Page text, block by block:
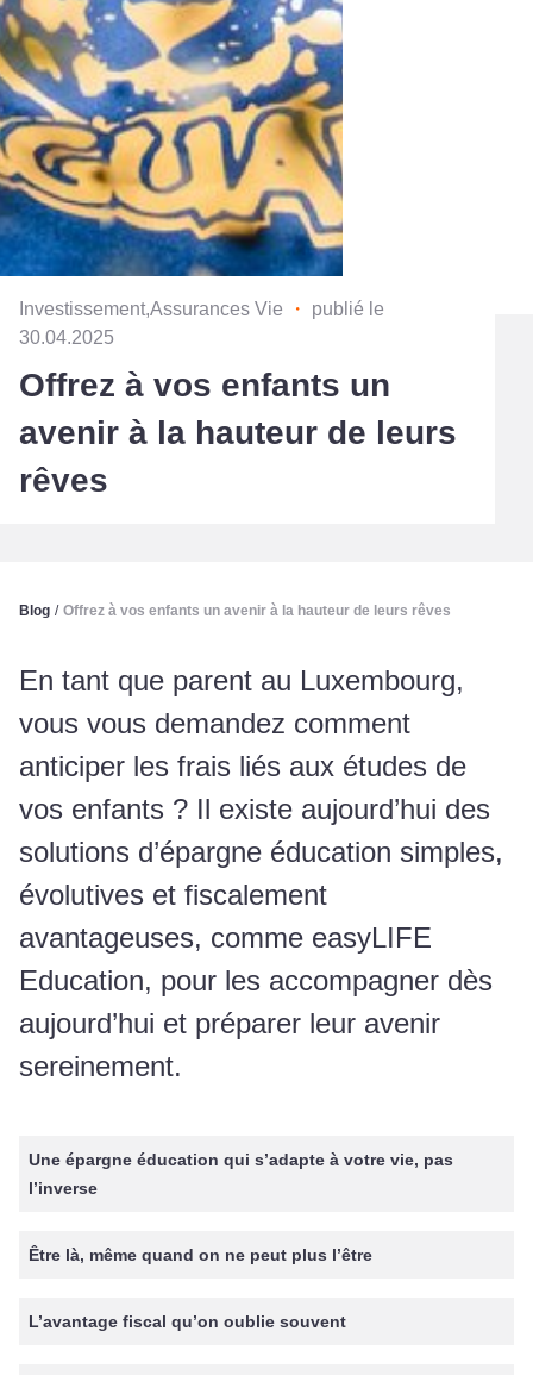
Investissement,Assurances Vie ・ publié le
30.04.2025
Offrez à vos enfants un
avenir à la hauteur de leurs
rêves
Blog / Offrez à vos enfants un avenir à la hauteur de leurs rêves
En tant que parent au Luxembourg,
vous vous demandez comment
anticiper les frais liés aux études de
vos enfants ? Il existe aujourd’hui des
solutions d’épargne éducation simples,
évolutives et fiscalement
avantageuses, comme easyLIFE
Education, pour les accompagner dès
aujourd’hui et préparer leur avenir
sereinement.
Une épargne éducation qui s’adapte à votre vie, pas
l’inverse
Être là, même quand on ne peut plus l’être
L’avantage fiscal qu’on oublie souvent